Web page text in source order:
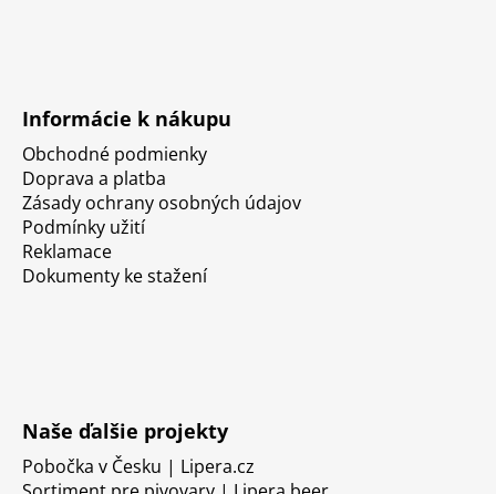
Informácie k nákupu
Obchodné podmienky
Doprava a platba
Zásady ochrany osobných údajov
Podmínky užití
Reklamace
Dokumenty ke stažení
Naše ďalšie projekty
Pobočka v Česku | Lipera.cz